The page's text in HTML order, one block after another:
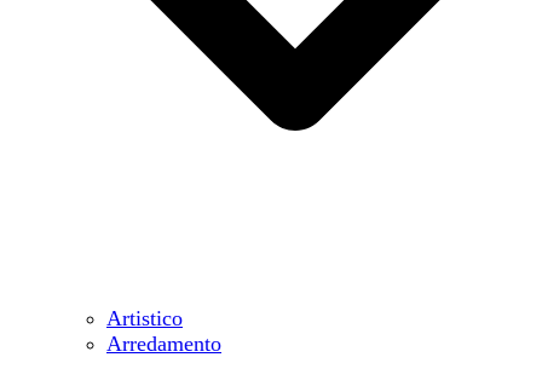
Artistico
Arredamento